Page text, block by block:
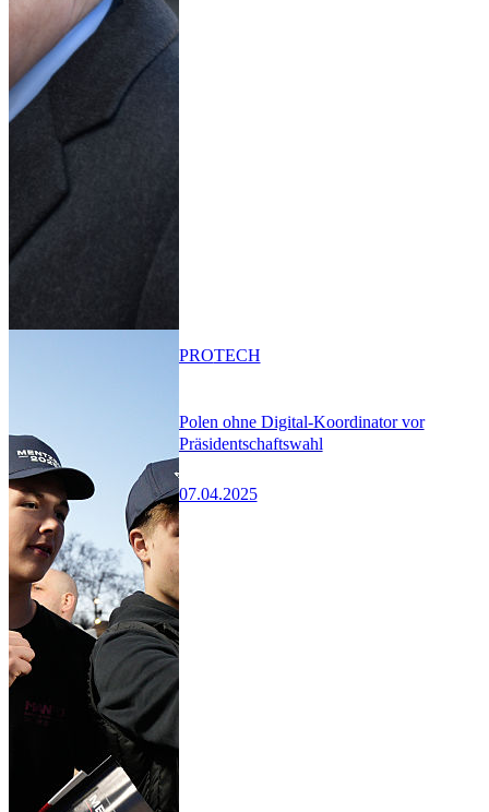
Polen ohne Digital-Koordinator vor
Präsidentschaftswahl
07.04.2025
PROTECH